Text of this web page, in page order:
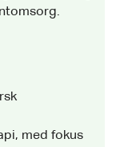
med fokus